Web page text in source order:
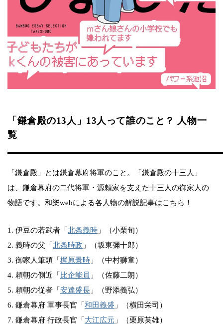
「鎌倉殿の13人」13人って誰のこと？ 人物一
覧
「鎌倉殿」とは鎌倉幕府将軍のこと。「鎌倉殿の十三人」
は、鎌倉幕府の二代将軍・源頼家を支えた十三人の御家人の
物語です。和樂webによる各人物の解説記事はこちら！
1. 伊豆の若武者「 北条義時 」（小栗旬）
2. 義時の父「 北条時政 」（坂東彌十郎）
3. 御家人筆頭「 梶原景時 」（中村獅童）
4. 頼朝の側近「 比企能員 」（佐藤二朗）
5. 頼朝の従者「 安達盛長 」（野添義弘）
6. 鎌倉幕府 軍事長官「 和田義盛 」（横田栄司）
7. 鎌倉幕府 行政長官「 大江広元 」（栗原英雄）